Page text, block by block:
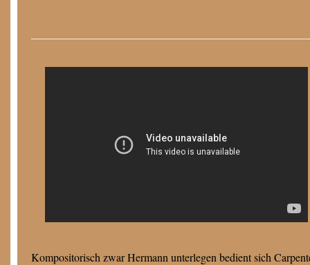
Kompositorisch zwar Hermann unterlegen bedient sich